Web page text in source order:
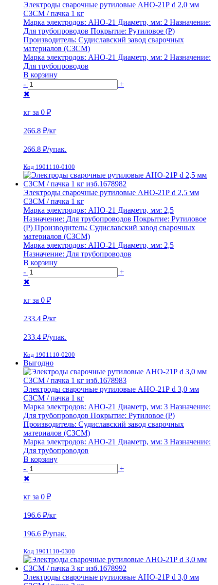
Электроды сварочные рутиловые АНО-21Р d 2,0 мм
СЗСМ / пачка 1 кг
Марка электродов: АНО-21 Диаметр, мм: 2 Назначение:
Для трубопроводов Покрытие: Рутиловое (Р)
Производитель: Судиславский завод сварочных
материалов (СЗСМ)
Марка электродов: АНО-21 Диаметр, мм: 2 Назначение:
Для трубопроводов
В корзину
-
+
✖
кг за 0 ₽
266.8 ₽/кг
266.8 ₽/упак.
Код 1901110-0100
Электроды сварочные рутиловые АНО-21Р d 2,5 мм
СЗСМ / пачка 1 кг
Марка электродов: АНО-21 Диаметр, мм: 2,5
Назначение: Для трубопроводов Покрытие: Рутиловое
(Р) Производитель: Судиславский завод сварочных
материалов (СЗСМ)
Марка электродов: АНО-21 Диаметр, мм: 2,5
Назначение: Для трубопроводов
В корзину
-
+
✖
кг за 0 ₽
233.4 ₽/кг
233.4 ₽/упак.
Код 1901110-0200
Выгодно
Электроды сварочные рутиловые АНО-21Р d 3,0 мм
СЗСМ / пачка 1 кг
Марка электродов: АНО-21 Диаметр, мм: 3 Назначение:
Для трубопроводов Покрытие: Рутиловое (Р)
Производитель: Судиславский завод сварочных
материалов (СЗСМ)
Марка электродов: АНО-21 Диаметр, мм: 3 Назначение:
Для трубопроводов
В корзину
-
+
✖
кг за 0 ₽
196.6 ₽/кг
196.6 ₽/упак.
Код 1901110-0300
Электроды сварочные рутиловые АНО-21Р d 3,0 мм